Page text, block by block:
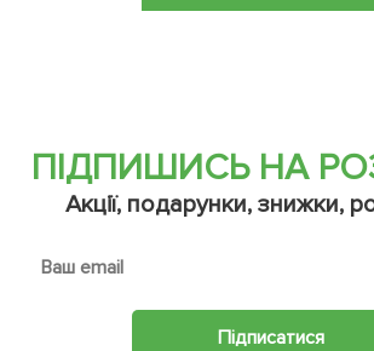
ПІДПИШИСЬ НА
Акції, подарунки, знижки,
Підписатися